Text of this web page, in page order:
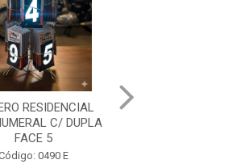
RESIDENCIAL
C/ DUPLA
FACE 5
0490 E